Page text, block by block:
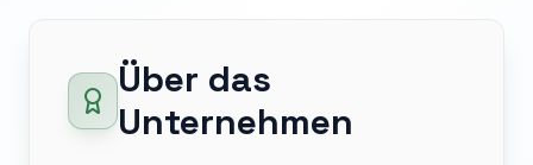
Über das
Unternehmen